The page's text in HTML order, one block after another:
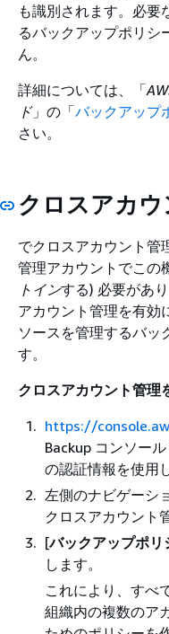
も識別されます。必要
るバックアップポリシ
ん。
詳細については、「
ド」の「バックアップ
さい。
クロスアカ
でクロスアカウント管
管理アカウントでこの
トインする) 必要があ
アカウント管理を有効
ソースを管理するバッ
す。
クロスアカウント管理
https://
Backup コンソー
の認証情報を使用
左側のナビゲーシ
クロスアカウント
[バックアップポリ
します。
これにより、すべ
組織内の複数のア